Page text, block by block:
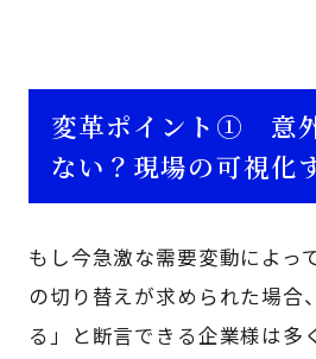
変革ポイント① 意
ない？現場の可視化
もし今急激な需要変動によっ
の切り替えが求められた場合
る」と断言できる企業様は多